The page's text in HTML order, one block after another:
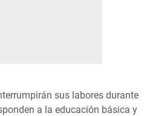
sus labores durante
a la educación básica y